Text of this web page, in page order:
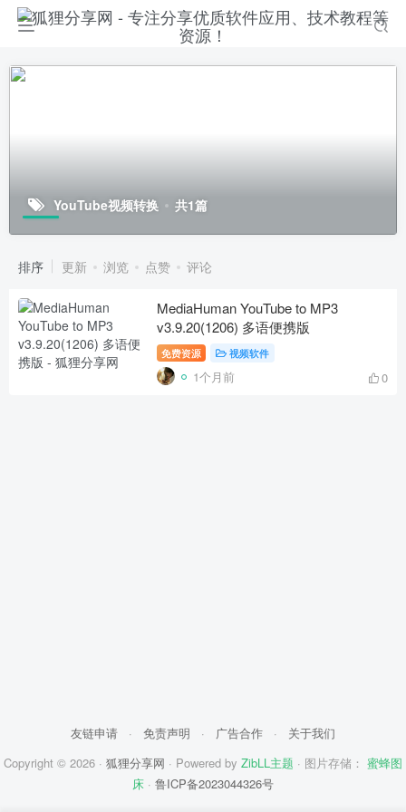
YouTube视频转换 共1篇
排序 更新 浏览 点赞 评论
MediaHuman YouTube to MP3
v3.9.20(1206) 多语便携版
免费资源 视频软件
1个月前 0
友链申请 · 免责声明 · 广告合作 ·
关于我们
Copyright © 2026 · 狐狸分享网 · Powered by ZibLL主题 · 图片存储： 蜜蜂图
床 · 鲁ICP备2023044326号